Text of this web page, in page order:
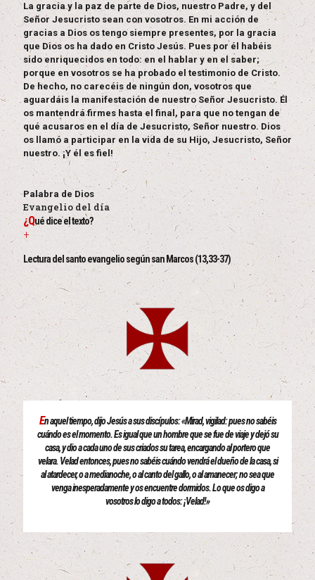
La gracia y la paz de parte de Dios, nuestro Padre, y del
Señor Jesucristo sean con vosotros. En mi acción de
gracias a Dios os tengo siempre presentes, por la gracia
que Dios os ha dado en Cristo Jesús. Pues por él habéis
sido enriquecidos en todo: en el hablar y en el saber;
porque en vosotros se ha probado el testimonio de Cristo.
De hecho, no carecéis de ningún don, vosotros que
aguardáis la manifestación de nuestro Señor Jesucristo. Él
os mantendrá firmes hasta el final, para que no tengan de
qué acusaros en el día de Jesucristo, Señor nuestro. Dios
os llamó a participar en la vida de su Hijo, Jesucristo, Señor
nuestro. ¡Y él es fiel!
Palabra de Dios
Evangelio del día
¿Qué dice el texto?
+
Lectura del santo evangelio según san Marcos (13,33-37)
En aquel tiempo, dijo Jesús a sus discípulos: «Mirad, vigilad: pues no sabéis
cuándo es el momento. Es igual que un hombre que se fue de viaje y dejó su
casa, y dio a cada uno de sus criados su tarea, encargando al portero que
velara. Velad entonces, pues no sabéis cuándo vendrá el dueño de la casa, si
al atardecer, o a medianoche, o al canto del gallo, o al amanecer; no sea que
venga inesperadamente y os encuentre dormidos. Lo que os digo a
vosotros lo digo a todos: ¡Velad!»